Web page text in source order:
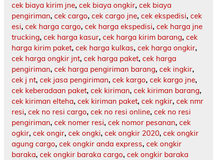
cek biaya kirim jne, cek biaya ongkir, cek biaya
pengiriman, cek cargo, cek cargo jne, cek ekspedisi, cek
esi, cek harga cargo, cek harga ekspedisi, cek harga jne
trucking, cek harga kasur, cek harga kirim barang, cek
harga kirim paket, cek harga kulkas, cek harga ongkir,
cek harga ongkir jnt, cek harga paket, cek harga
pengiriman, cek harga pengiriman barang, cek ingkir,
cek j nt, cek jasa pengiriman, cek kargo, cek kargo jne,
cek keberadaan paket, cek kiriman, cek kiriman barang,
cek kiriman elteha, cek kiriman paket, cek ngkir, cek nmr
resi, cek no resi cargo, cek no resi online, cek no resi
pengiriman, cek nomer resi, cek nomor pesanan, cek
ogkir, cek ongir, cek ongki, cek ongkir 2020, cek ongkir
agung cargo, cek ongkir anda express, cek ongkir
baraka, cek ongkir baraka cargo, cek ongkir baraka